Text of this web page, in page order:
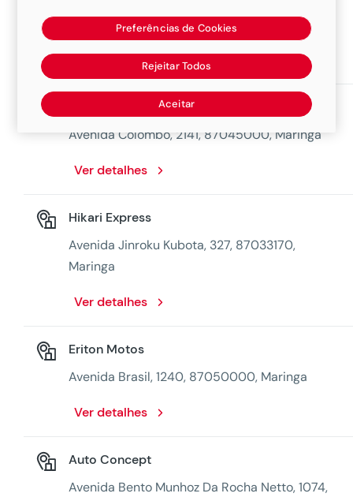
87030010, Maringa
Ver detalhes
Avenida Colombo, 2141, 87045000, Maringa
Ver detalhes
Hikari Express
Avenida Jinroku Kubota, 327, 87033170,
Maringa
Ver detalhes
Eriton Motos
Avenida Brasil, 1240, 87050000, Maringa
Ver detalhes
Auto Concept
Avenida Bento Munhoz Da Rocha Netto, 1074,
Preferências de Cookies
Rejeitar Todos
Aceitar